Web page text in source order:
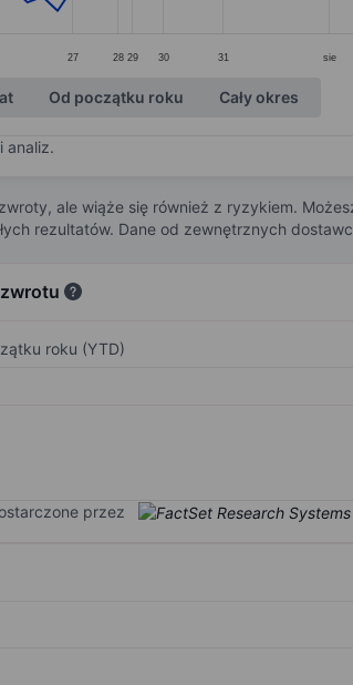
27 28 29 30 31 sie
Od początku roku Cały okres
analiz.
ale wiąże się również z ryzykiem.
rezultatów. Dane od zewnętrznych
roku (YTD)
przez